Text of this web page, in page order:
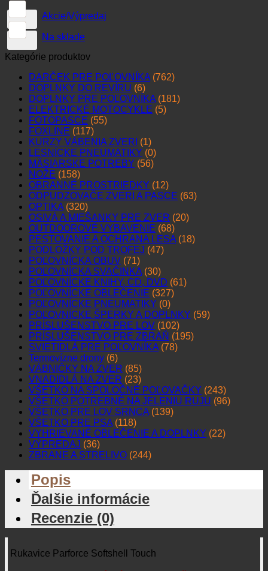
Akcie/Výpredaj
Na sklade
Kategórie produktov
DARČEK PRE POĽOVNÍKA (762)
DOPLNKY DO REVÍRU (6)
DOPLNKY PRE POĽOVNÍKA (181)
ELEKTRICKÉ MOTOCYKLE (5)
FOTOPASCE (55)
FOXLINE (117)
KURZY VÁBENIA ZVERI (1)
LESNÍCKE PNEUMATIKY (0)
MÄSIARSKE POTREBY (56)
NOŽE (158)
OBRANNÉ PROSTRIEDKY (12)
ODPUDZOVAČE ZVERI A PASCE (63)
OPTIKA (320)
OSIVÁ A MIEŠANKY PRE ZVER (20)
OUTDOOROVÉ VYBAVENIE (68)
PESTOVANIE A OCHRANA LESA (18)
PODLOŽKY POD TROFEJ (47)
POĽOVNÍCKA OBUV (71)
POĽOVNÍCKA SVAČINKA (30)
POĽOVNÍCKE KNIHY, CD, DVD (61)
POĽOVNÍCKE OBLEČENIE (327)
POĽOVNÍCKE PNEUMATIKY (0)
POĽOVNÍCKE ŠPERKY A DOPLNKY (59)
PRÍSLUŠENSTVO PRE LOV (102)
PRÍSLUŠENSTVO PRE ZBRAŇ (195)
SVIETIDLÁ PRE POĽOVNÍKA (78)
Termovízne drony (6)
VÁBNIČKY NA ZVER (85)
VNADIDLÁ NA ZVER (23)
VŠETKO NA SPOLOČNÉ POĽOVAČKY (243)
VŠETKO POTREBNÉ NA JELENIU RUJU (96)
VŠETKO PRE LOV SRNCA (139)
VŠETKO PRE PSA (118)
VYHRIEVANÉ OBLEČENIE A DOPLNKY (22)
VÝPREDAJ (36)
ZBRANE A STRELIVO (244)
Popis
Ďalšie informácie
Recenzie (0)
Rukavice Parforce Softshell Touch